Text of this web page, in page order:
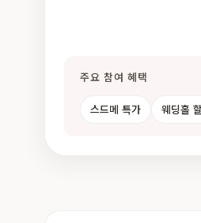
주요 참여 혜택
스드메 특가 웨딩홀